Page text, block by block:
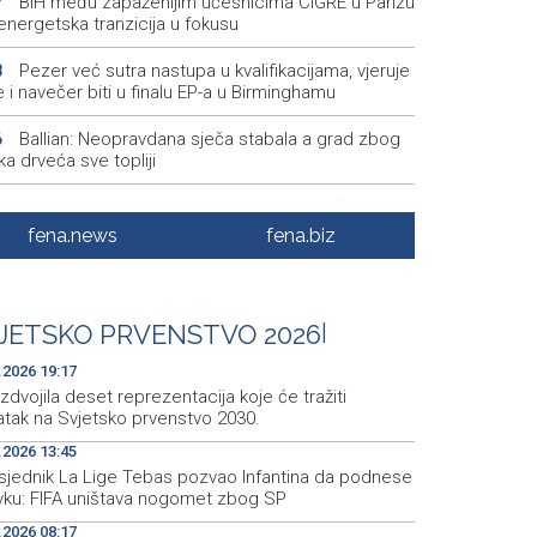
tranzicija u fokusu
Pezer već sutra nastupa u kvalifikacijama, vjeruje
i navečer biti u finalu EP-a u Birminghamu
Ballian: Neopravdana sječa stabala a grad zbog
drveća sve topliji
FBiH nema objedinjene podatke o povučenom i
mesu, prekršaji utvrđeni u 40 kontrola
Kušljugić: Sprječavanje dehidracije i pregrijavanja
za očuvanje zdravlja srca tokom vrućina
fena.news fena.biz
PRVENSTVO 2026
19:17
izdvojila deset reprezentacija koje će tražiti
na Svjetsko prvenstvo 2030.
13:45
La Lige Tebas pozvao Infantina da podnese
FIFA uništava nogomet zbog SP
08:17